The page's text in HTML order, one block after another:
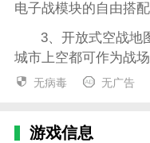
电子战模块的自由搭配
3、开放式空战地
城市上空都可作为战
节奏；
役、挑战性的PVE关
无病毒 无广告
游戏信息